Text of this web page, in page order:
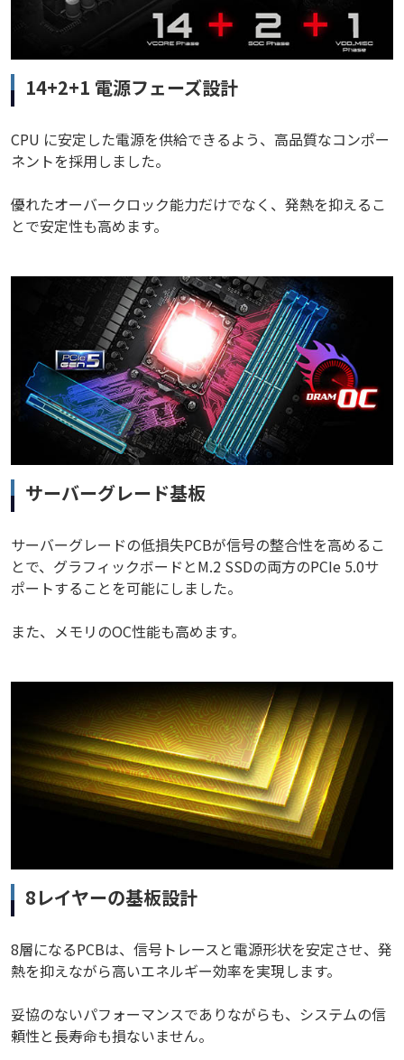
14+2+1 電源フェーズ設計
CPU に安定した電源を供給できるよう、高品質なコンポー
ネントを採用しました。
優れたオーバークロック能力だけでなく、発熱を抑えるこ
とで安定性も高めます。
サーバーグレード基板
サーバーグレードの低損失PCBが信号の整合性を高めるこ
とで、グラフィックボードとM.2 SSDの両方のPCIe 5.0サ
ポートすることを可能にしました。
また、メモリのOC性能も高めます。
8レイヤーの基板設計
8層になるPCBは、信号トレースと電源形状を安定させ、発
熱を抑えながら高いエネルギー効率を実現します。
妥協のないパフォーマンスでありながらも、システムの信
頼性と長寿命も損ないません。